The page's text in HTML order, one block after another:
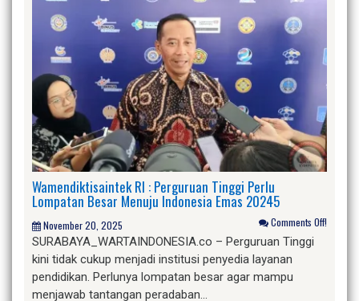
Wamendiktisaintek RI : Perguruan Tinggi Perlu
Lompatan Besar Menuju Indonesia Emas 20245
November 20, 2025 Comments Off!
SURABAYA_WARTAINDONESIA.co – Perguruan Tinggi
kini tidak cukup menjadi institusi penyedia layanan
pendidikan. Perlunya lompatan besar agar mampu
menjawab tantangan peradaban…